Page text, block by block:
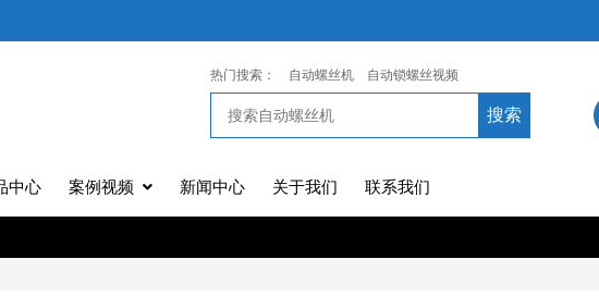
热门搜索： 自动螺丝机 自动锁螺丝视频
中心 案例视频 新闻中心 关于我们 联系我们